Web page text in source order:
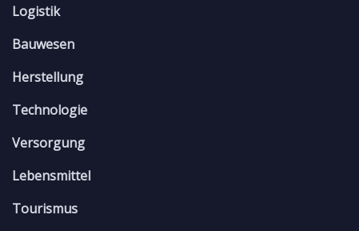
Logistik
Bauwesen
Herstellung
Technologie
Versorgung
Lebensmittel
Tourismus